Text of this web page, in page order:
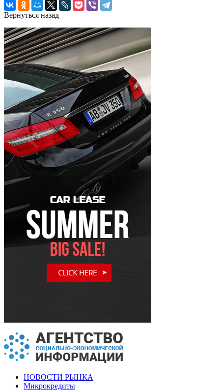
Вернуться назад
НОВОСТИ РЫНКА
Микрокредиты